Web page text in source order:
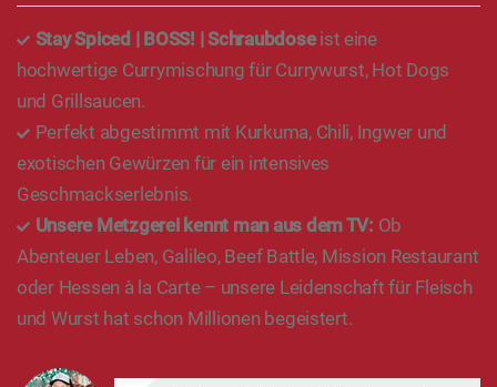
Stay Spiced | BOSS! | Schraubdose ist eine
hochwertige Currymischung für Currywurst, Hot Dogs
und Grillsaucen.
Perfekt abgestimmt mit Kurkuma, Chili, Ingwer und
exotischen Gewürzen für ein intensives
Geschmackserlebnis.
Unsere Metzgerei kennt man aus dem TV: Ob
Abenteuer Leben, Galileo, Beef Battle, Mission Restaurant
oder Hessen à la Carte – unsere Leidenschaft für Fleisch
und Wurst hat schon Millionen begeistert.